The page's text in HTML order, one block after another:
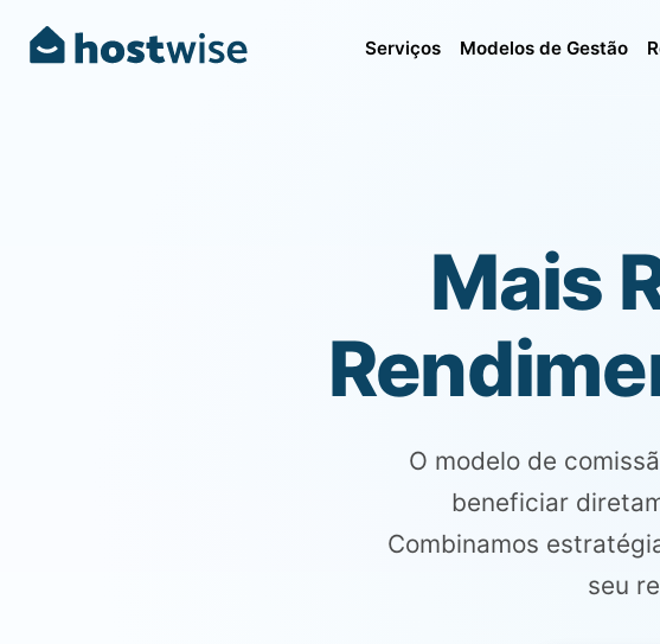
Serviços Modelos de Gestão
Mais
O modelo de
beneficiar
Combinamos
seu